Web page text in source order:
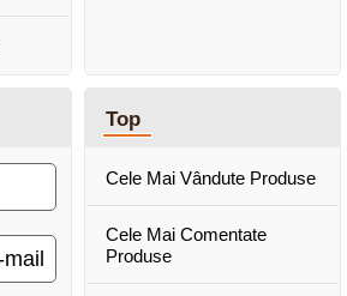
Top
Cele Mai Vândute Produse
Cele Mai Comentate
Produse